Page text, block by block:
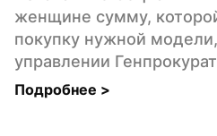
женщине сумму,
покупку нужной
управлении
Подробнее >